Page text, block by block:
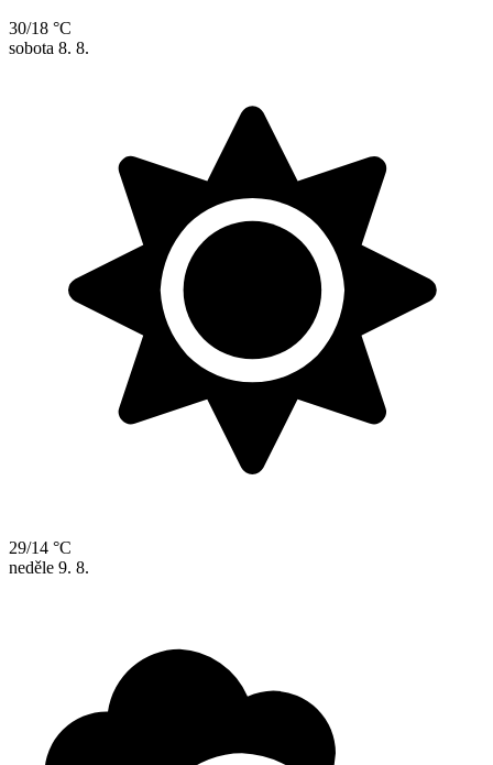
30/18 °C
sobota 8. 8.
29/14 °C
neděle 9. 8.